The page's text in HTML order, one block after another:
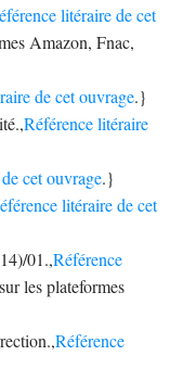
litéraire de cet
Amazon, Fnac,
de cet ouvrage.}
Référence litéraire
cet ouvrage.}
litéraire de cet
01.,Référence
les plateformes
Référence